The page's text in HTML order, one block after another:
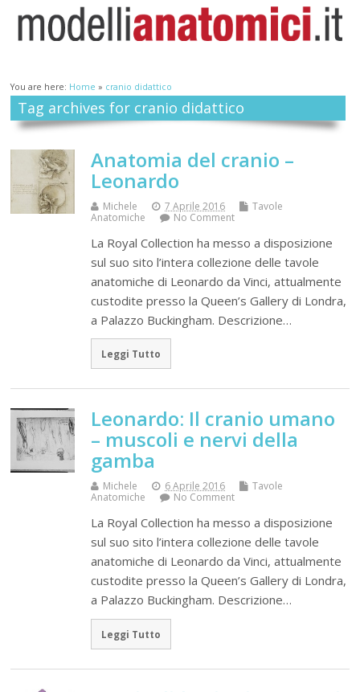
You are here: Home » cranio didattico
Tag archives for cranio didattico
Anatomia del cranio –
Leonardo
Michele 7 Aprile 2016
Tavole
Anatomiche
No Comment
La Royal Collection ha messo a disposizione
sul suo sito l’intera collezione delle tavole
anatomiche di Leonardo da Vinci, attualmente
custodite presso la Queen’s Gallery di Londra,
a Palazzo Buckingham. Descrizione…
Leggi Tutto
Leonardo: Il cranio umano
– muscoli e nervi della
gamba
Michele 6 Aprile 2016
Tavole
Anatomiche
No Comment
La Royal Collection ha messo a disposizione
sul suo sito l’intera collezione delle tavole
anatomiche di Leonardo da Vinci, attualmente
custodite presso la Queen’s Gallery di Londra,
a Palazzo Buckingham. Descrizione…
Leggi Tutto